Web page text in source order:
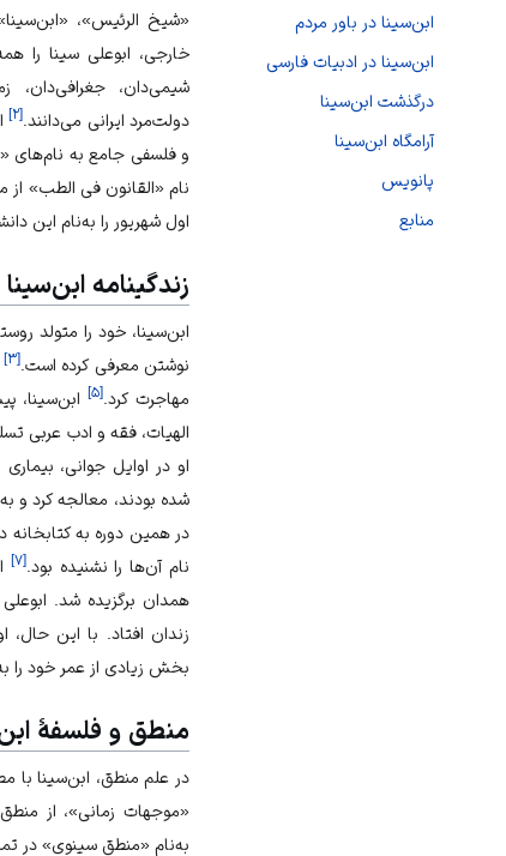
ابن‌سینا در باور مردم
ابن‌سینا در ادبیات فارسی
درگذشت ابن‌سینا
آرامگاه ابن‌سینا
پانویس
منابع
«شیخ الرئیس»،
خارجی، ابوعلی سینا را
شیمی‌دان، جغرافی‌دان،
دولت‌مرد ایرانی می‌دانند. [۲]
و فلسفی جامع به نام‌های
نام «القانون فی الطب»
اول شهریور را به‌نام این
زندگینامه ابن‌سینا
ابن‌سینا، خود را متولد
نوشتن معرفی کرده است.[۳]
مهاجرت کرد.[۵]
الهیات، فقه و ادب عربی تسلط
او در اوایل جوانی،
شده بودند، معالجه کرد و
در همین دوره به
نام آن‌ها را نشنیده بود.[۷]
همدان برگزیده شد.
زندان افتاد. با این
بخش زیادی از عمر خود را
منطق و فلسفهٔ
در علم منطق، ابن‌سینا با
«موجهات زمانی»، از
به‌نام «منطق سینوی» در